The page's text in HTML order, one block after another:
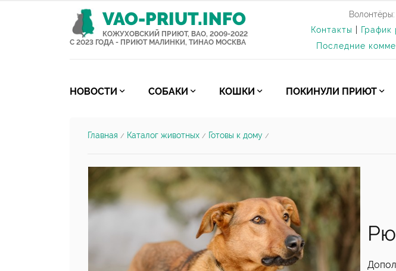
VAO-PRIUT.INFO
КОЖУХОВСКИЙ ПРИЮТ, ВАО, 2009-2022
С 2023 ГОДА - ПРИЮТ МАЛИНКИ, ТИНАО МОСКВА
Волонтёры:
Контакты
График
Последние
НОВОСТИ СОБАКИ КОШКИ ПОКИНУЛИ ПРИЮТ
Главная / Каталог животных / Готовы к дому /